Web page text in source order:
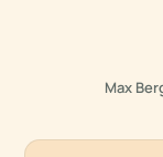
Max